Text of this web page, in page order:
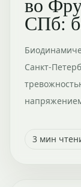
СПб:
Санкт-
3 мин